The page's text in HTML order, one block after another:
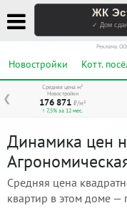
ЖК
✓ Дом
Реклама.
Новостройки Котт.
❮
Средняя цена м²
Новостройки
176 871 ₽/м²
↑ 7,5% за 12 мес.
Динамика цен
Средняя цена
квартир в этом доме —